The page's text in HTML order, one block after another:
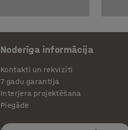
Noderīga informācija
Kontakti un rekvizīti
7 gadu garantija
Interjera projektēšana
Piegāde